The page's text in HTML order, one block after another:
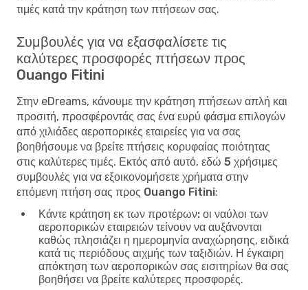
τιμές κατά την κράτηση των πτήσεων σας.
Συμβουλές για να εξασφαλίσετε τις
καλύτερες προσφορές πτήσεων προς
Ouango Fitini
Στην eDreams, κάνουμε την κράτηση πτήσεων απλή και
προσιτή, προσφέροντάς σας ένα ευρύ φάσμα επιλογών
από χιλιάδες αεροπορικές εταιρείες για να σας
βοηθήσουμε να βρείτε πτήσεις κορυφαίας ποιότητας
στις καλύτερες τιμές. Εκτός από αυτό, εδώ 5 χρήσιμες
συμβουλές για να εξοικονομήσετε χρήματα στην
επόμενη πτήση σας προς Ouango Fitini:
Κάντε κράτηση εκ των προτέρων: οι ναύλοι των
αεροπορικών εταιρειών τείνουν να αυξάνονται
καθώς πλησιάζει η ημερομηνία αναχώρησης, ειδικά
κατά τις περιόδους αιχμής των ταξιδιών. Η έγκαιρη
απόκτηση των αεροπορικών σας εισιτηρίων θα σας
βοηθήσει να βρείτε καλύτερες προσφορές.